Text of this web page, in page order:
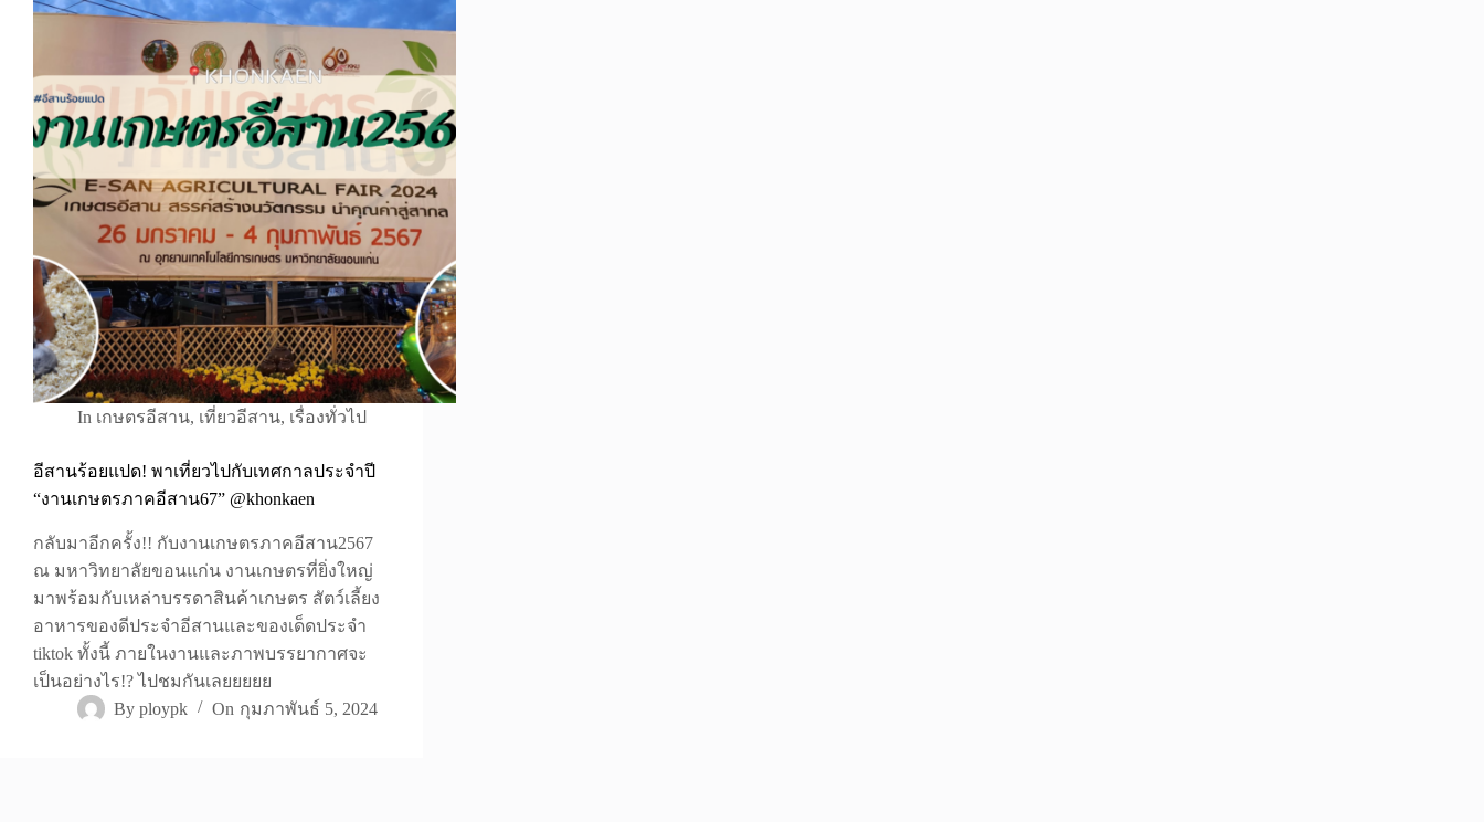
In เกษตรอีสาน, เที่ยวอีสาน, เรื่องทั่วไป
อีสานร้อยแปด! พาเที่ยวไปกับเทศกาลประจำปี
“งานเกษตรภาคอีสาน67” @khonkaen
กลับมาอีกครั้ง!! กับงานเกษตรภาคอีสาน2567
ณ มหาวิทยาลัยขอนแก่น งานเกษตรที่ยิ่งใหญ่
มาพร้อมกับเหล่าบรรดาสินค้าเกษตร สัตว์เลี้ยง
อาหารของดีประจำอีสานและของเด็ดประจำ
tiktok ทั้งนี้ ภายในงานและภาพบรรยากาศจะ
เป็นอย่างไร!? ไปชมกันเลยยยยย
By ploypk On กุมภาพันธ์ 5, 2024